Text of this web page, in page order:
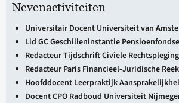
Nevenactiviteiten
Universitair Docent Universiteit van
Lid GC Geschilleninstantie
Redacteur Tijdschrift Civiele Rechtspleging
Redacteur Paris Financieel-Juridische
Hoofddocent Leerpraktijk
Docent CPO Radboud Universiteit